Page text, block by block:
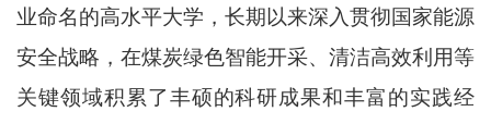
业命名的高水平大学，长期以来深入贯彻国家能源
安全战略，在煤炭绿色智能开采、清洁高效利用等
关键领域积累了丰硕的科研成果和丰富的实践经